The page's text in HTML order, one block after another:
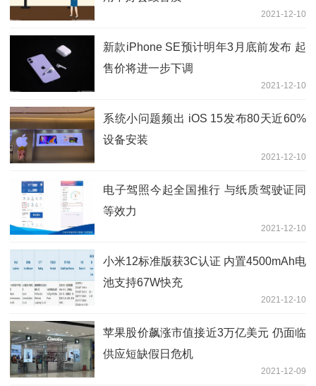
2021-12-10
新款iPhone SE预计明年3月底前发布 起
售价将进一步下调
2021-12-10
系统小问题频出 iOS 15发布80天近60%
设备安装
2021-12-10
电子驾照今起全国推行 与纸质驾驶证同
等效力
2021-12-10
小米12标准版获3C认证 内置4500mAh电
池支持67W快充
2021-12-10
苹果股价飙涨市值接近3万亿美元 仍面临
供应短缺假日危机
2021-12-09